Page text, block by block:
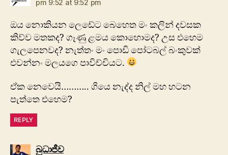
pm 9:52 at 9:52 pm
ඔය නොකියන ලෙඩේට බෙහෙත මං කලින් දවසක
කිව්ව මතකද? ගෑණු ළමය කොහොමද? උස එහෙම
ගැලපෙනවද? නැත්තං මං පොඩි පෝටබල් බංකුවක්
එවන්නං මලයගෙ පාවිච්චියට.
ඒක නෙවෙයි……….. ගියෙ නැද්ද නිල් මහ හටන
පැත්තෙ එහෙම?
REPLY
බුධාජීවsays: